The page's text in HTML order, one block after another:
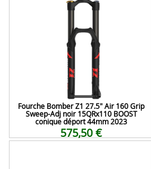
Fourche Bomber Z1 27.5" Air 160 Grip
Sweep-Adj noir 15QRx110 BOOST
conique déport 44mm 2023
575,50 €